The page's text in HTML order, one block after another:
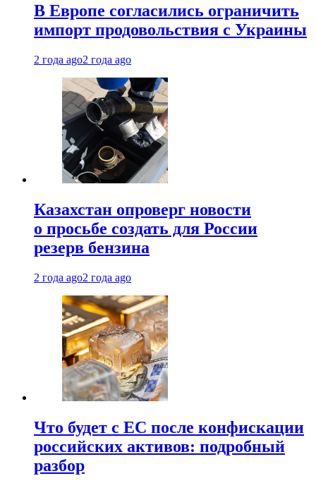
В Европе согласились ограничить
импорт продовольствия с Украины
2 года ago2 года ago
Казахстан опроверг новости
о просьбе создать для России
резерв бензина
2 года ago2 года ago
Что будет с ЕС после конфискации
российских активов: подробный
разбор